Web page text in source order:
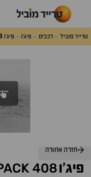
טרייד מוביל רכבים פיג'ו פיג'ו
חזרה אחורה
פיג'ו408